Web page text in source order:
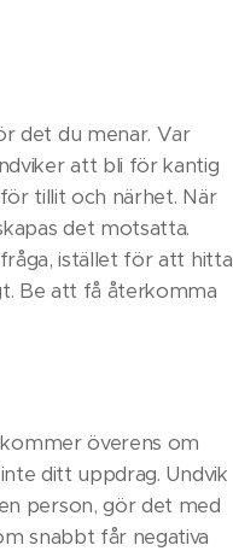
det du menar. Var
att bli för kantig
tillit och närhet. När
det motsatta.
istället för att hitta
Be att få återkomma
överens om
ditt uppdrag. Undvik
person, gör det med
snabbt får negativa